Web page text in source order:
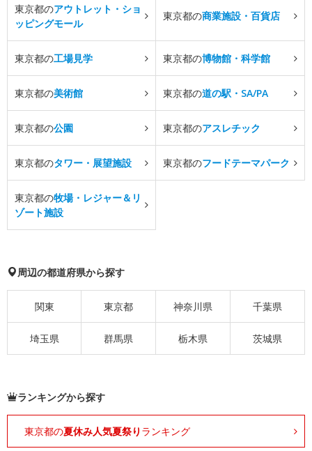
東京都のアウトレット・ショ
ッピングモール
東京都の商業施設・百貨店
東京都の工場見学 東京都の博物館・科学館
東京都の美術館 東京都の道の駅・SA/PA
東京都の公園 東京都のアスレチック
東京都のタワー・展望施設 東京都のフードテーマパーク
東京都の牧場・レジャー＆リ
ゾート施設
周辺の都道府県から探す
関東 東京都 神奈川県 千葉県
埼玉県 群馬県 栃木県 茨城県
ランキングから探す
東京都の夏休み人気夏祭り ランキング